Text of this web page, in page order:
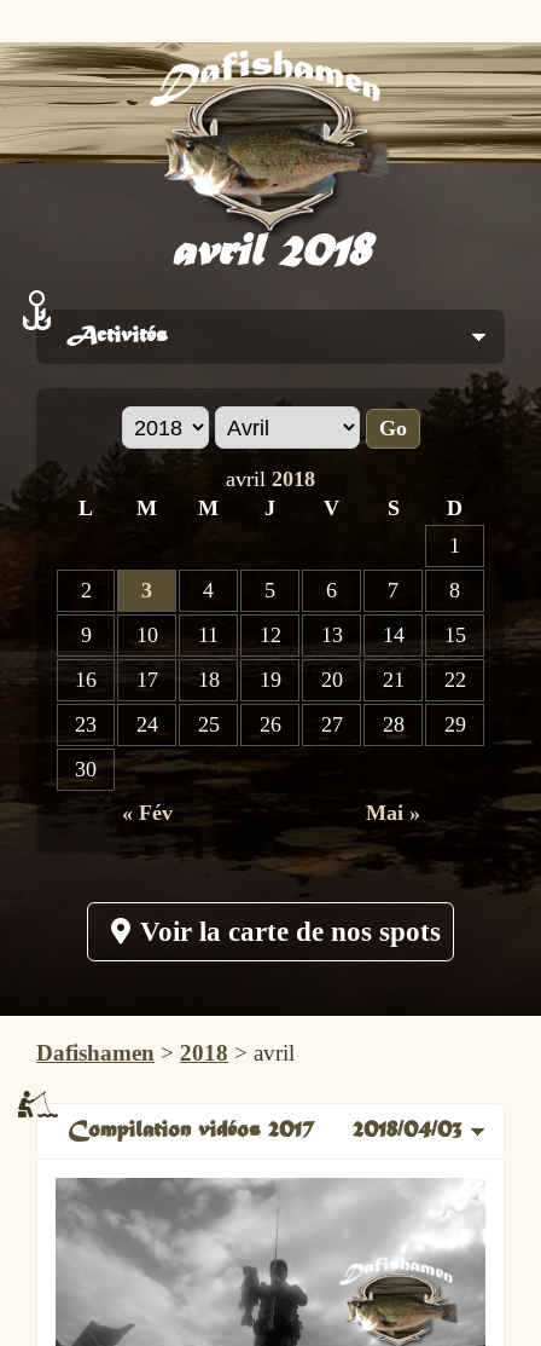
avril 2018
Activités
Go
avril 2018
L
M M J V S D
« Fév Mai »
1
2
3 4 5 6 7
8
9
10 11 12 13 14
15
16
17 18 19 20 21
22
23
24 25 26 27 28
29
30
Voir la carte de nos spots
Dafishamen > 2018 > avril
Compilation vidéos 2017 2018/04/03